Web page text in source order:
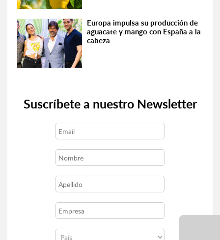
Europa impulsa su producción de
aguacate y mango con España a la
cabeza
Suscríbete a nuestro Newsletter